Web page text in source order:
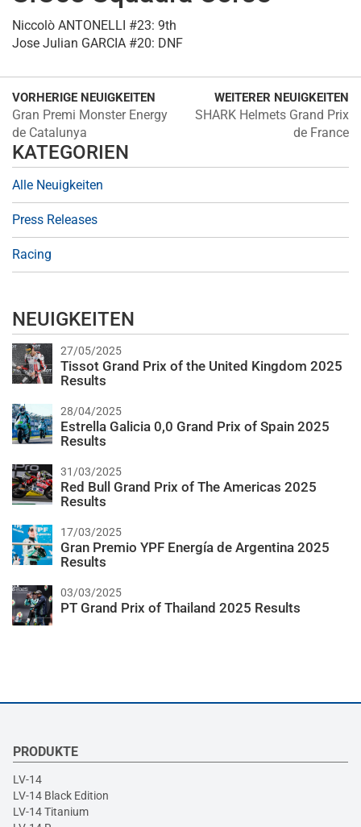
Niccolò ANTONELLI #23: 9th
Jose Julian GARCIA #20: DNF
VORHERIGE NEUIGKEITEN
Gran Premi Monster Energy
de Catalunya
WEITERER NEUIGKEITEN
SHARK Helmets Grand Prix
de France
KATEGORIEN
Alle Neuigkeiten
Press Releases
Racing
NEUIGKEITEN
27/05/2025
Tissot Grand Prix of the United Kingdom 2025
Results
28/04/2025
Estrella Galicia 0,0 Grand Prix of Spain 2025
Results
31/03/2025
Red Bull Grand Prix of The Americas 2025
Results
17/03/2025
Gran Premio YPF Energía de Argentina 2025
Results
03/03/2025
PT Grand Prix of Thailand 2025 Results
PRODUKTE
LV-14
LV-14 Black Edition
LV-14 Titanium